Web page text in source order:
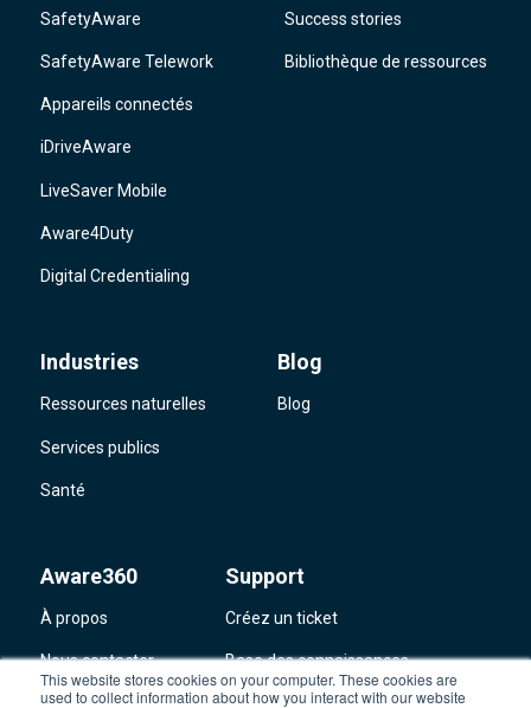
This website stores cookies on your computer. These cookies are
used to collect information about how you interact with our website
SafetyAware
SafetyAware Telework
Appareils connectés
iDriveAware
LiveSaver Mobile
Aware4Duty
Digital Credentialing
Success stories
Bibliothèque de ressources
Industries
Ressources naturelles
Services publics
Santé
Blog
Blog
Aware360
À propos
Nous contacter
Support
Créez un ticket
Base des connaissances
État du système d’Aware360